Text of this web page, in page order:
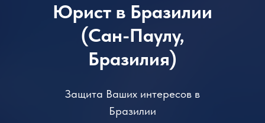
Защита Ваших интересов в
Бразилии
Юрист в Бразилии
(Сан-Паулу,
Бразилия)